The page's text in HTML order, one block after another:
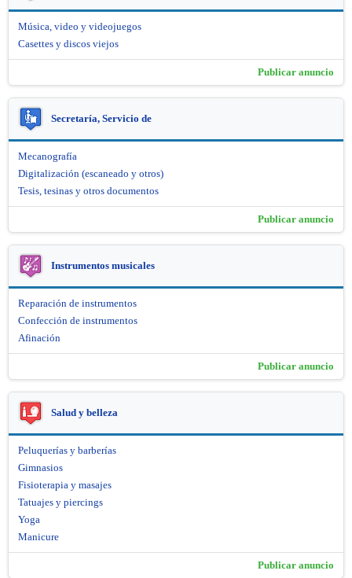
Música, video y videojuegos
Casettes y discos viejos
Publicar anuncio
Secretaría, Servicio de
Mecanografía
Digitalización (escaneado y otros)
Tesis, tesinas y otros documentos
Publicar anuncio
Instrumentos musicales
Reparación de instrumentos
Confección de instrumentos
Afinación
Publicar anuncio
Salud y belleza
Peluquerías y barberías
Gimnasios
Fisioterapia y masajes
Tatuajes y piercings
Yoga
Manicure
Publicar anuncio